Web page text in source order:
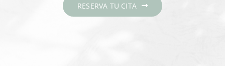
RESERVA TU CITA